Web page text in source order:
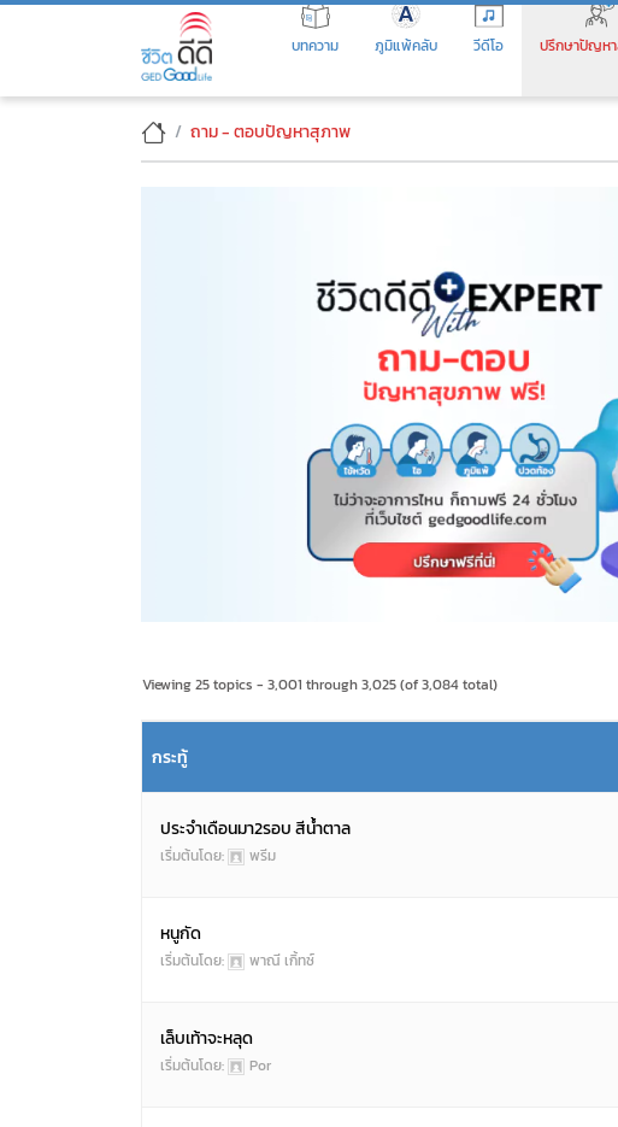
Skip
บทความ ภูมิแพ้คลับ วีดีโอ ปรึกษาปัญห
ปรึกษาปัญหาสุขภาพ ฟรี! ถามง่าย ต
ถาม - ตอบปัญหาสุภาพ
ปรึกษาปัญหาสุขภาพ ฟรี! ถามง่าย
Viewing 25 topics - 3,001 through 3,025 (of 3,084 total)
กระทู้
ประจำเดือนมา2รอบ สีน้ำตาล
เริ่มต้นโดย: พรีม
หนูกัด
เริ่มต้นโดย: พาณี เกิ้ทซ์
เล็บเท้าจะหลุด
เริ่มต้นโดย: Por